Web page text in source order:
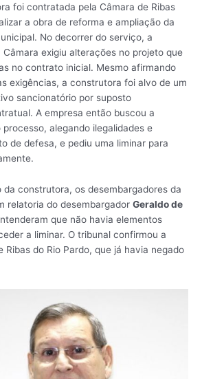
foi contratada pela Câmara de Ribas
a obra de reforma e ampliação da
No decorrer do serviço, a
Câmara exigiu alterações no projeto que
no contrato inicial. Mesmo afirmando
exigências, a construtora foi alvo de um
sancionatório por suposto
A empresa então buscou a
alegando ilegalidades e
de defesa, e pediu uma liminar para
da construtora, os desembargadores da
relatoria do desembargador Geraldo de
que não havia elementos
a liminar. O tribunal confirmou a
Ribas do Rio Pardo, que já havia negado